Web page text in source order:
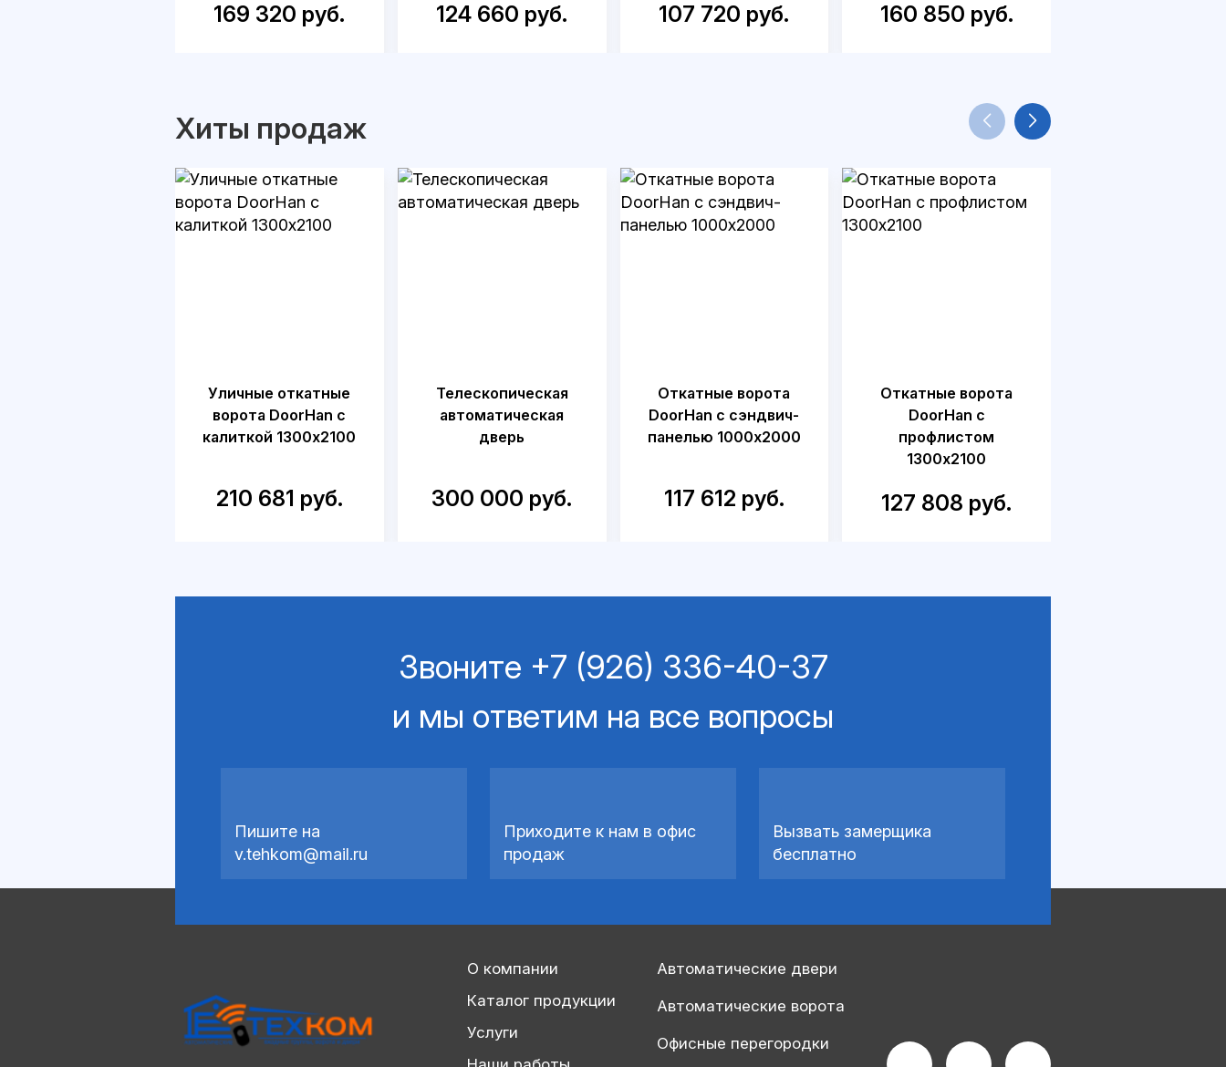
169 320 руб. 124 660 руб. 107 720 руб. 160 850 руб.
Хиты продаж
Уличные откатные
ворота DoorHan с
калиткой 1300х2100
210 681 руб.
Телескопическая
автоматическая
дверь
300 000 руб.
Откатные ворота
DoorHan с сэндвич-
панелью 1000x2000
117 612 руб.
Откатные ворота
DoorHan с
профлистом
1300x2100
127 808 руб.
Звоните +7 (926) 336-40-37
и мы ответим на все вопросы
Пишите на
v.tehkom@mail.ru
Приходите к нам в офис
продаж
Вызвать замерщика
бесплатно
О компании
Каталог продукции
Услуги
Автоматические двери
Автоматические ворота
Офисные перегородки